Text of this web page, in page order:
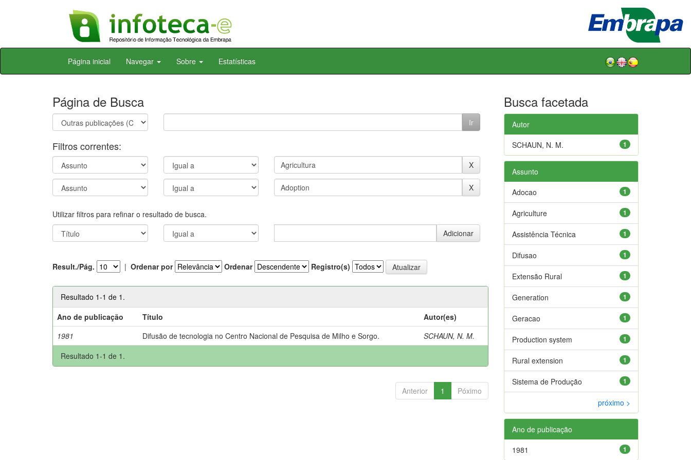
Skip
Página inicial Navegar Sobre Estatísticas
Página de Busca
Filtros correntes:
Utilizar filtros para refinar o resultado de busca.
Result./Pág. | Ordenar por Ordenar Registro(s)
Resultado 1-1 de 1.
Ano de publicação
Título
Autor(es)
1981
Difusão de tecnologia no Centro Nacional de Pesquisa de Milho e Sorgo.
SCHAUN, N. M.
Resultado 1-1 de 1.
Anterior 1 Póximo
Busca facetada
Autor
1
SCHAUN, N. M.
Assunto
1
Adocao
1
Agriculture
1
Assistência Técnica
1
Difusao
1
Extensão Rural
1
Generation
1
Geracao
1
Production system
1
Rural extension
1
Sistema de Produção
próximo >
Ano de publicação
1
1981